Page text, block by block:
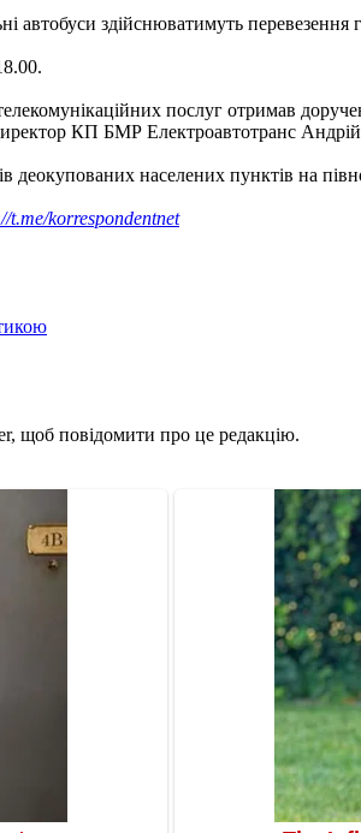
здійснюватимуть перевезення
послуг отримав
КП БМР Електроавтотранс
деокупованих населених пунктів на
t.me/korrespondentnet
щоб повідомити про це редакцію.